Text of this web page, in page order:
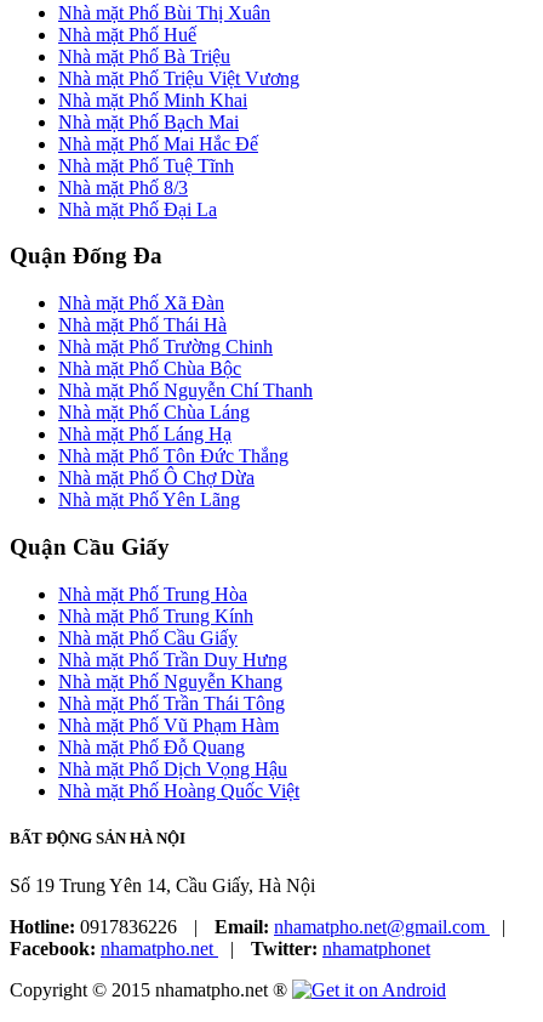
Nhà mặt Phố Bùi Thị Xuân
Nhà mặt Phố Huế
Nhà mặt Phố Bà Triệu
Nhà mặt Phố Triệu Việt Vương
Nhà mặt Phố Minh Khai
Nhà mặt Phố Bạch Mai
Nhà mặt Phố Mai Hắc Đế
Nhà mặt Phố Tuệ Tĩnh
Nhà mặt Phố 8/3
Nhà mặt Phố Đại La
Quận Đống Đa
Nhà mặt Phố Xã Đàn
Nhà mặt Phố Thái Hà
Nhà mặt Phố Trường Chinh
Nhà mặt Phố Chùa Bộc
Nhà mặt Phố Nguyễn Chí Thanh
Nhà mặt Phố Chùa Láng
Nhà mặt Phố Láng Hạ
Nhà mặt Phố Tôn Đức Thắng
Nhà mặt Phố Ô Chợ Dừa
Nhà mặt Phố Yên Lãng
Quận Cầu Giấy
Nhà mặt Phố Trung Hòa
Nhà mặt Phố Trung Kính
Nhà mặt Phố Cầu Giấy
Nhà mặt Phố Trần Duy Hưng
Nhà mặt Phố Nguyễn Khang
Nhà mặt Phố Trần Thái Tông
Nhà mặt Phố Vũ Phạm Hàm
Nhà mặt Phố Đỗ Quang
Nhà mặt Phố Dịch Vọng Hậu
Nhà mặt Phố Hoàng Quốc Việt
BẤT ĐỘNG SẢN HÀ NỘI
Số 19 Trung Yên 14, Cầu Giấy, Hà Nội
Hotline: 0917836226 | Email: nhamatpho.net@gmail.com
|
Facebook: nhamatpho.net | Twitter: nhamatphonet
Copyright © 2015 nhamatpho.net ®